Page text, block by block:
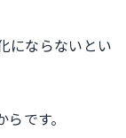
にならないとい
です。